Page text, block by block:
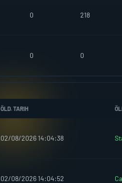
0 218
0 0
ÖLD. TARIH
02/08/2026 14:04:38
02/08/2026 14:04:52